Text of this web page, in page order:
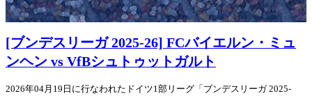
[ブンデスリーガ 2025-26] FCバイエルン・ミュ
ンヘン vs VfBシュトゥットガルト
2026年04月19日に行なわれたドイツ1部リーグ「ブンデスリーガ 2025-